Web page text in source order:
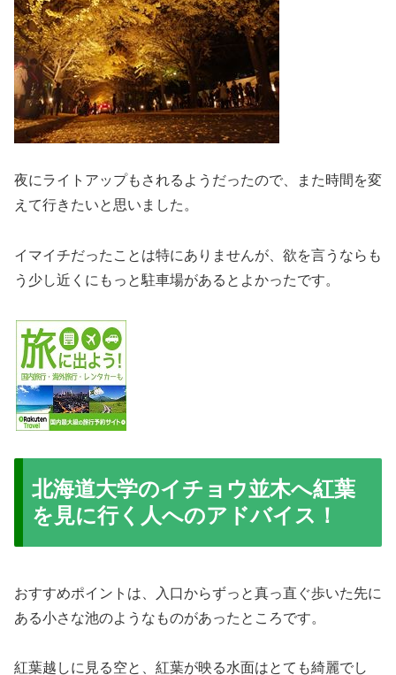
夜にライトアップもされるようだったので、また時間を変
えて行きたいと思いました。
イマイチだったことは特にありませんが、欲を言うならも
う少し近くにもっと駐車場があるとよかったです。
北海道大学のイチョウ並木へ紅葉
を見に行く人へのアドバイス！
おすすめポイントは、入口からずっと真っ直ぐ歩いた先に
ある小さな池のようなものがあったところです。
紅葉越しに見る空と、紅葉が映る水面はとても綺麗でし